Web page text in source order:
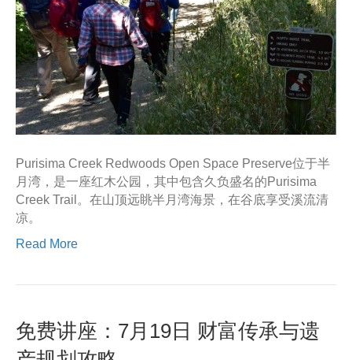
Purisima Creek Redwoods Open Space Preserve位于半
月湾，是一座红木公园，其中包含久负盛名的Purisima
Creek Trail。在山顶远眺半月湾海景，在谷底享受溪流清
凉。
Read More
免费讲座：7月19日 财富传承与遗